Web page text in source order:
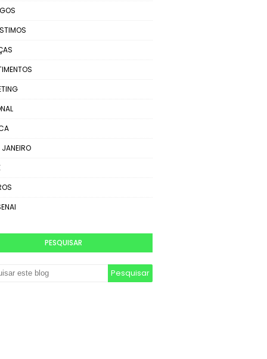
JANEIRO
PESQUISAR